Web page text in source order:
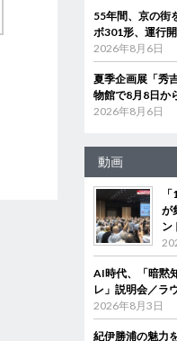
55年間、京の
ボ301形、運行
2026年8月6日
夏季企画展「秀
物館で8月8日か
2026年8月6日
動画
が
ン
AI時代、「暗黙
レ」説明会／ラ
2026年8月3日
紀伊勝浦の魅力